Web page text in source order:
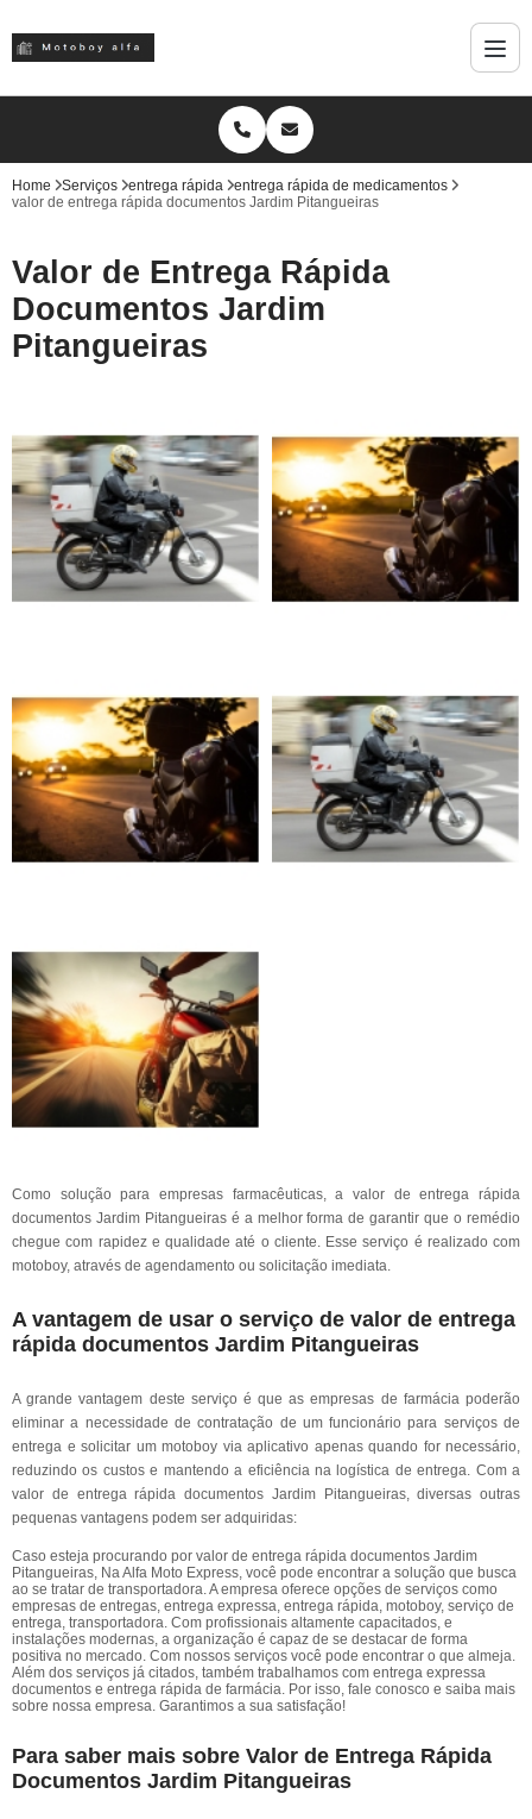
Home Serviços entrega rápida
entrega rápida de medicamentos
valor de entrega rápida documentos Jardim Pitangueiras
Valor de Entrega Rápida
Documentos Jardim
Pitangueiras
Como solução para empresas farmacêuticas, a valor de entrega rápida
documentos Jardim Pitangueiras é a melhor forma de garantir que o remédio
chegue com rapidez e qualidade até o cliente. Esse serviço é realizado com
motoboy, através de agendamento ou solicitação imediata.
A vantagem de usar o serviço de valor de entrega
rápida documentos Jardim Pitangueiras
A grande vantagem deste serviço é que as empresas de farmácia poderão
eliminar a necessidade de contratação de um funcionário para serviços de
entrega e solicitar um motoboy via aplicativo apenas quando for necessário,
reduzindo os custos e mantendo a eficiência na logística de entrega. Com a
valor de entrega rápida documentos Jardim Pitangueiras, diversas outras
pequenas vantagens podem ser adquiridas:
Caso esteja procurando por valor de entrega rápida documentos Jardim
Pitangueiras, Na Alfa Moto Express, você pode encontrar a solução que busca
ao se tratar de transportadora. A empresa oferece opções de serviços como
empresas de entregas, entrega expressa, entrega rápida, motoboy, serviço de
entrega, transportadora. Com profissionais altamente capacitados, e
instalações modernas, a organização é capaz de se destacar de forma
positiva no mercado. Com nossos serviços você pode encontrar o que almeja.
Além dos serviços já citados, também trabalhamos com entrega expressa
documentos e entrega rápida de farmácia. Por isso, fale conosco e saiba mais
sobre nossa empresa. Garantimos a sua satisfação!
Para saber mais sobre Valor de Entrega Rápida
Documentos Jardim Pitangueiras